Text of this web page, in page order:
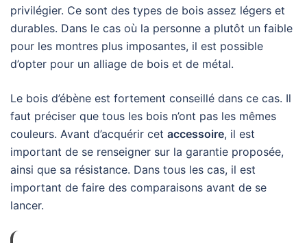
privilégier. Ce sont des types de bois assez légers et
durables. Dans le cas où la personne a plutôt un faible
pour les montres plus imposantes, il est possible
d’opter pour un alliage de bois et de métal.
Le bois d’ébène est fortement conseillé dans ce cas. Il
faut préciser que tous les bois n’ont pas les mêmes
couleurs. Avant d’acquérir cet accessoire, il est
important de se renseigner sur la garantie proposée,
ainsi que sa résistance. Dans tous les cas, il est
important de faire des comparaisons avant de se
lancer.